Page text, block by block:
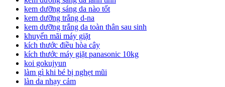
kem dưỡng sáng da nào tốt
kem dưỡng trắng d-na
kem dưỡng trắng da toàn thân sau sinh
khuyến mãi máy giặt
kích thước điều hòa cây
kích thước máy giặt panasonic 10kg
koi gokujyun
làm gì khi bé bị nghẹt mũi
làn da nhạy cảm